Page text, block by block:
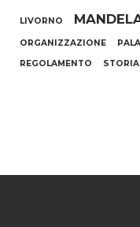
LIVORNO
ORGANIZZAZIONE
REGOLAMENTO
STORIA